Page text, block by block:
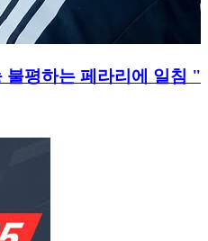
불평하는 페라리에 일침